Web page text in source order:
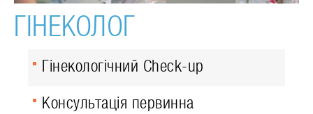
ГІНЕКОЛОГ
Гінекологічний Check-up
Консультація первинна